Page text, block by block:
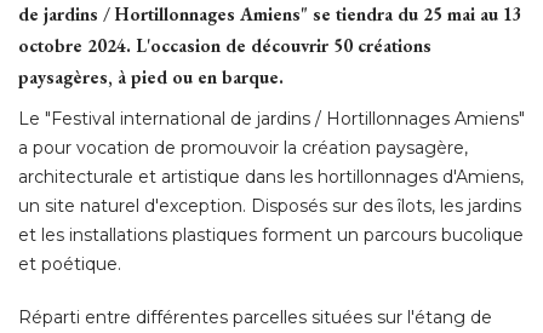
de jardins / Hortillonnages Amiens" se tiendra du 25 mai au 13
octobre 2024. L'occasion de découvrir 50 créations
paysagères, à pied ou en barque.
Le "Festival international de jardins / Hortillonnages Amiens"
a pour vocation de promouvoir la création paysagère,
architecturale et artistique dans les hortillonnages d'Amiens,
un site naturel d'exception. Disposés sur des îlots, les jardins
et les installations plastiques forment un parcours bucolique
et poétique.
Réparti entre différentes parcelles situées sur l'étang de